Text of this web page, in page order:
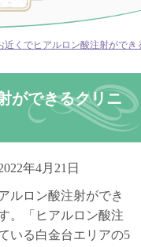
近くでヒアルロン酸注射がで
ができるクリニ
年4月21日
ルロン酸注射ができ
。「ヒアルロン酸注
いる白金台エリアの5